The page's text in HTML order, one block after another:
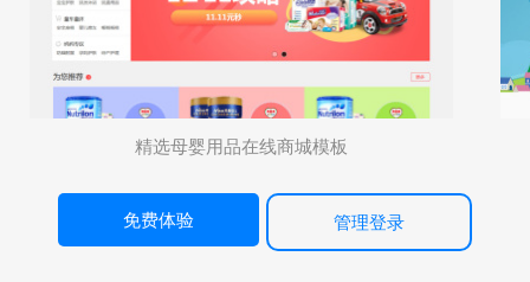
精选母婴用品在线商城模板
免费体验 管理登录